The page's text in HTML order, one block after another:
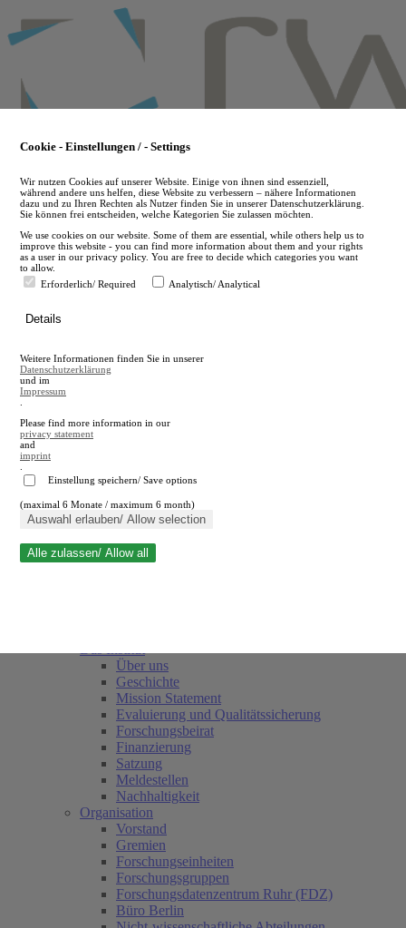
to
main
en
A
A
Suche schließen
Über uns
Geschichte
Mission Statement
Evaluierung und Qualitätssicherung
Forschungsbeirat
Finanzierung
Satzung
Meldestellen
Nachhaltigkeit
Organisation
Vorstand
Gremien
Forschungseinheiten
Forschungsgruppen
Forschungsdatenzentrum Ruhr (FDZ)
Büro Berlin
Cookie - Einstellungen / - Settings
Wir nutzen Cookies auf unserer Website. Einige von ihnen sind essenziell,
während andere uns helfen, diese Website zu verbessern – nähere Informationen
dazu und zu Ihren Rechten als Nutzer finden Sie in unserer Datenschutzerklärung.
Sie können frei entscheiden, welche Kategorien Sie zulassen möchten.
We use cookies on our website. Some of them are essential, while others help us to
improve this website - you can find more information about them and your rights
as a user in our privacy policy. You are free to decide which categories you want
to allow.
Erforderlich/ Required
Analytisch/ Analytical
Details
Weitere Informationen finden Sie in unserer
Datenschutzerklärung
und im
Impressum
Please find more information in our
privacy statement
and
imprint
Einstellung speichern/ Save options
(maximal 6 Monate / maximum 6 month)
Auswahl erlauben/ Allow selection
Alle zulassen/ Allow all